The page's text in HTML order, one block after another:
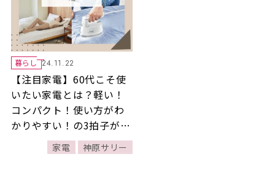
暮らし 24.11.22
【注目家電】60代こそ使
いたい家電とは？軽い！
コンパクト！使い方がわ
かりやすい！の3拍子が揃
った、おうち時間を充実
させる家電4選
家電 神原サリー